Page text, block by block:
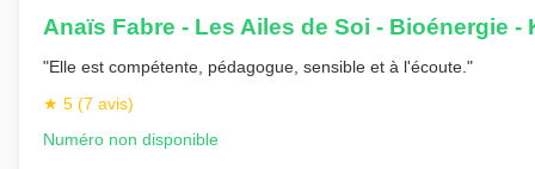
Anaïs Fabre - Les Ailes de Soi - Bioénergie -
"Elle est compétente, pédagogue, sensible et à l'écoute."
★ 5 (7 avis)
Numéro non disponible